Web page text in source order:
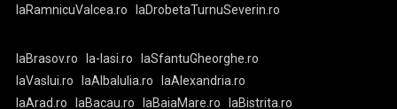
laRamnicuValcea.ro
laDrobetaTurnuSeverin.ro
laBrasov.ro la-Iasi.ro
laSfantuGheorghe.ro
laVaslui.ro
laAlbaIulia.ro
laAlexandria.ro
laArad.ro
laBacau.ro laBaiaMare.ro laBistrita.ro